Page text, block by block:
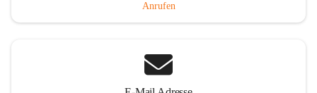
Anrufen